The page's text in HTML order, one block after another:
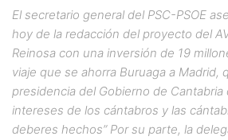
El secretario general del PSC-PSOE
hoy de la redacción del proyecto del
Reinosa con una inversión de 19
viaje que se ahorra Buruaga a Madrid,
presidencia del Gobierno de
intereses de los cántabros y las
deberes hechos” Por su parte, la